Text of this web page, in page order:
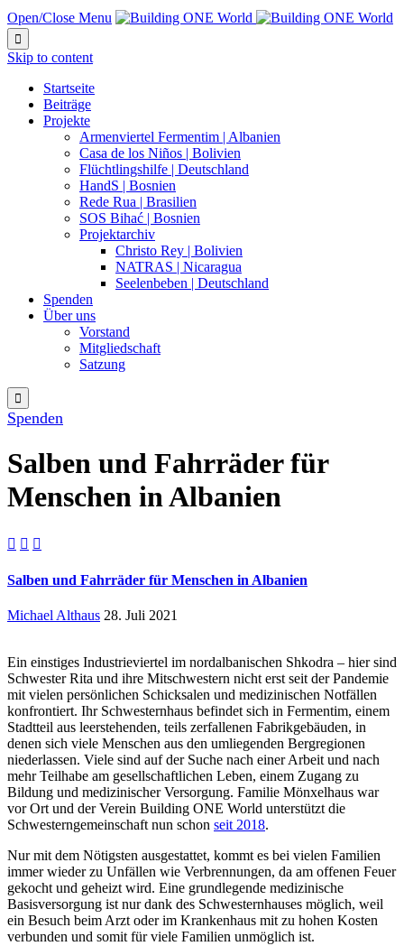
Open/Close Menu

Skip to content
Startseite
Beiträge
Projekte
Armenviertel Fermentim | Albanien
Casa de los Niños | Bolivien
Flüchtlingshilfe | Deutschland
HandS | Bosnien
Rede Rua | Brasilien
SOS Bihać | Bosnien
Projektarchiv
Christo Rey | Bolivien
NATRAS | Nicaragua
Seelenbeben | Deutschland
Spenden
Über uns
Vorstand
Mitgliedschaft
Satzung

Spenden
Salben und Fahrräder für
Menschen in Albanien
  
Salben und Fahrräder für Menschen in Albanien
Michael Althaus 28. Juli 2021
Ein einstiges Industrieviertel im nordalbanischen Shkodra – hier sind
Schwester Rita und ihre Mitschwestern nicht erst seit der Pandemie
mit vielen persönlichen Schicksalen und medizinischen Notfällen
konfrontiert. Ihr Schwesternhaus befindet sich in Fermentim, einem
Stadtteil aus leerstehenden, teils zerfallenen Fabrikgebäuden, in
denen sich viele Menschen aus den umliegenden Bergregionen
niederlassen. Viele sind auf der Suche nach einer Arbeit und nach
mehr Teilhabe am gesellschaftlichen Leben, einem Zugang zu
Bildung und medizinischer Versorgung. Familie Mönxelhaus war
vor Ort und der Verein Building ONE World unterstützt die
Schwesterngemeinschaft nun schon seit 2018.
Nur mit dem Nötigsten ausgestattet, kommt es bei vielen Familien
immer wieder zu Unfällen wie Verbrennungen, da am offenen Feuer
gekocht und geheizt wird. Eine grundlegende medizinische
Basisversorgung ist nur dank des Schwesternhauses möglich, weil
ein Besuch beim Arzt oder im Krankenhaus mit zu hohen Kosten
verbunden und somit für viele Familien unmöglich ist.